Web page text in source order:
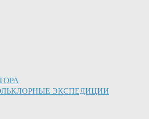
ЭКСПЕДИЦИИ